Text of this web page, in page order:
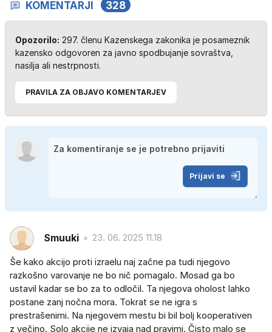
KOMENTARJI 328
Opozorilo: 297. členu Kazenskega zakonika je posameznik
kazensko odgovoren za javno spodbujanje sovraštva,
nasilja ali nestrpnosti.
PRAVILA ZA OBJAVO KOMENTARJEV
Prijavi se
Smuuki 23. 06. 2025 11.18
Še kako akcijo proti izraelu naj začne pa tudi njegovo
razkošno varovanje ne bo nič pomagalo. Mosad ga bo
ustavil kadar se bo za to odločil. Ta njegova oholost lahko
postane zanj nočna mora. Tokrat se ne igra s
prestrašenimi. Na njegovem mestu bi bil bolj kooperativen
z večino. Solo akcije ne izvaja nad pravimi. Čisto malo se